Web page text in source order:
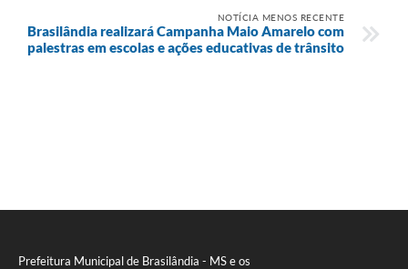
Prefeitura Municipal de Brasilândia - MS e os
NOTÍCIA MENOS RECENTE
Brasilândia realizará Campanha Maio Amarelo com
palestras em escolas e ações educativas de trânsito